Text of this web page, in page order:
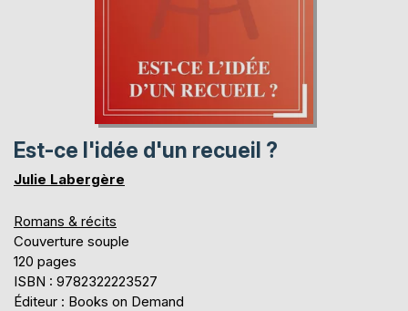
Est-ce l'idée d'un recueil ?
Julie Labergère
Romans & récits
Couverture souple
120 pages
ISBN : 9782322223527
Éditeur : Books on Demand